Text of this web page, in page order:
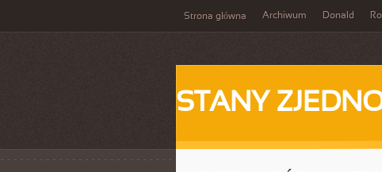
Strona główna Archiwum Donald
STANY